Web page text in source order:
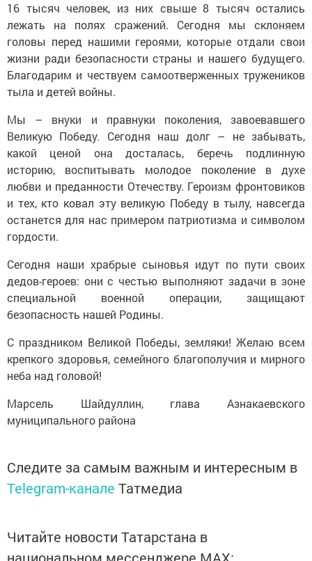
16 тысяч человек, из них свыше 8 тысяч остались
лежать на полях сражений. Сегодня мы склоняем
головы перед нашими героями, которые отдали свои
жизни ради безопасности страны и нашего будущего.
Благодарим и чествуем самоотверженных тружеников
тыла и детей войны.
Мы – внуки и правнуки поколения, завоевавшего
Великую Победу. Сегодня наш долг – не забывать,
какой ценой она досталась, беречь подлинную
историю, воспитывать молодое поколение в духе
любви и преданности Отечеству. Героизм фронтовиков
и тех, кто ковал эту великую Победу в тылу, навсегда
останется для нас примером патриотизма и символом
гордости.
Сегодня наши храбрые сыновья идут по пути своих
дедов-героев: они с честью выполняют задачи в зоне
специальной военной операции, защищают
безопасность нашей Родины.
С праздником Великой Победы, земляки! Желаю всем
крепкого здоровья, семейного благополучия и мирного
неба над головой!
Марсель Шайдуллин, глава Азнакаевского
муниципального района
Следите за самым важным и интересным в
Telegram-канале Татмедиа
Читайте новости Татарстана в